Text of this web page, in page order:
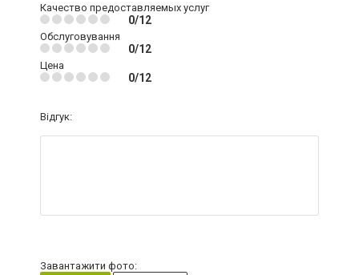
Качество предоставляемых услуг
0/12
Обслуговування
0/12
Цена
0/12
Відгук:
Завантажити фото: